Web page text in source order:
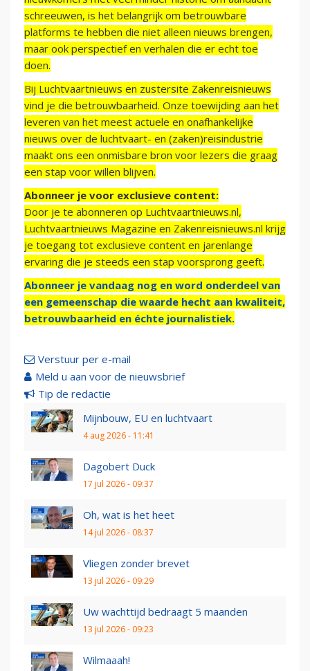
schreeuwen, is het belangrijk om betrouwbare
platforms te hebben die niet alleen nieuws brengen,
maar ook perspectief en verhalen die er echt toe
doen.
Bij Luchtvaartnieuws en zustersite Zakenreisnieuws
vind je die betrouwbaarheid. Onze toewijding aan het
leveren van het meest actuele en onafhankelijke
nieuws over de luchtvaart- en (zaken)reisindustrie
maakt ons een onmisbare bron voor lezers die graag
een stap voor willen blijven.
Abonneer je voor exclusieve content:
Door je te abonneren op Luchtvaartnieuws.nl,
Luchtvaartnieuws Magazine en Zakenreisnieuws.nl krijg
je toegang tot exclusieve content en jarenlange
ervaring die je steeds een stap voorsprong geeft.
Abonneer je vandaag nog en word onderdeel van
een gemeenschap die waarde hecht aan kwaliteit,
betrouwbaarheid en échte journalistiek.
Verstuur per e-mail
Meld u aan voor de nieuwsbrief
Tip de redactie
Mijnbouw, EU en luchtvaart
4 aug 2026 - 11:41
Dagobert Duck
17 jul 2026 - 09:37
Oh, wat is het heet
14 jul 2026 - 08:37
Vliegen zonder brevet
13 jul 2026 - 09:29
Uw wachttijd bedraagt 5 maanden
13 jul 2026 - 09:23
Wilmaaah!